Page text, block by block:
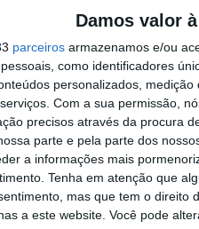
Damos valor
parceiros armazenamos e/ou
como identificadores
personalizados,
Com a sua permissão,
precisos através da procura
parte e pela parte dos
a informações mais
Tenha em atenção que
mas que tem o direito
a este website. Você pode
sua primeira corrida com a
saiu a notícia da sua
à frente, não me